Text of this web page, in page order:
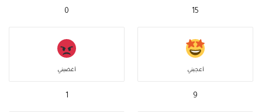
15
0
أعجبني
9
أغضبني
1